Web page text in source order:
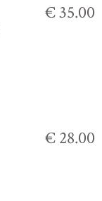
€ 35.00
€ 28.00